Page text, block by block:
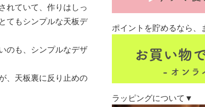
れていて、作りはしっ
てもシンプルな天板デ
のも、シンプルなデザ
、天板裏に反り止めの
ポイントを貯めるなら
ラッピングについて▼